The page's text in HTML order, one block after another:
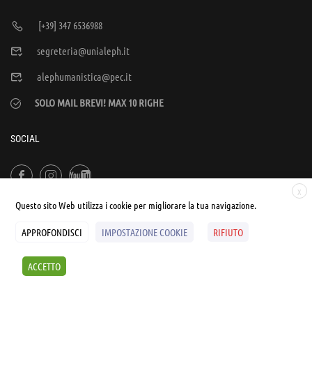
[+39] 347 6536988
segreteria@unialeph.it
alephumanistica@pec.it
SOLO MAIL BREVI! MAX 10 RIGHE
SOCIAL
Sintesi e liberatorie
X
Questo sito Web utilizza i cookie per migliorare la tua navigazione.
APPROFONDISCI IMPOSTAZIONE COOKIE RIFIUTO
ACCETTO